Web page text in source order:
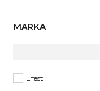
MARKA
Efest